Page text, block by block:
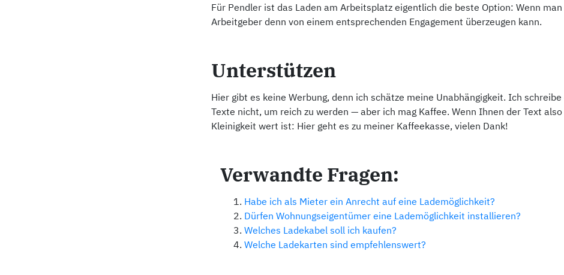
Für Pendler ist das Laden am Arbeitsplatz eigentlich die beste Option: Wenn man
Arbeitgeber denn von einem entsprechenden Engagement überzeugen kann.
Unterstützen
Hier gibt es keine Werbung, denn ich schätze meine Unabhängigkeit. Ich schreibe
Texte nicht, um reich zu werden — aber ich mag Kaffee. Wenn Ihnen der Text also
Kleinigkeit wert ist: Hier geht es zu meiner Kaffeekasse, vielen Dank!
Verwandte Fragen:
Habe ich als Mieter ein Anrecht auf eine Lademöglichkeit?
Dürfen Wohnungseigentümer eine Lademöglichkeit installieren?
Welches Ladekabel soll ich kaufen?
Welche Ladekarten sind empfehlenswert?